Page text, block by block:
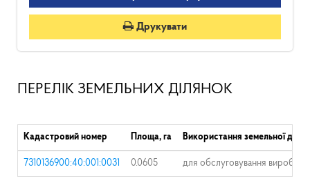
Друкувати
ПЕРЕЛІК ЗЕМЕЛЬНИХ ДІЛЯНОК
Кадастровий номер Площа, га Використання земельної
7310136900:40:001:0031 0.0605 для обслуговування